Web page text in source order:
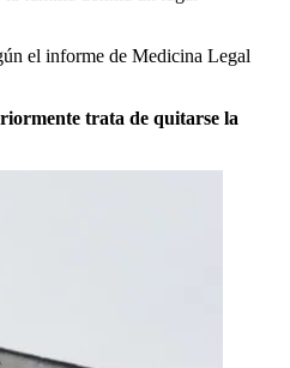
el informe de Medicina Legal
trata de quitarse la